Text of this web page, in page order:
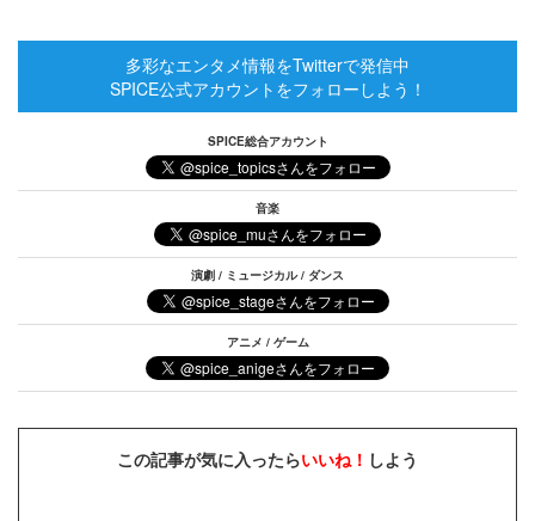
多彩なエンタメ情報をTwitterで発信中
SPICE公式アカウントをフォローしよう！
SPICE総合アカウント
音楽
演劇 / ミュージカル / ダンス
アニメ / ゲーム
この記事が気に入ったらいいね！ しよう